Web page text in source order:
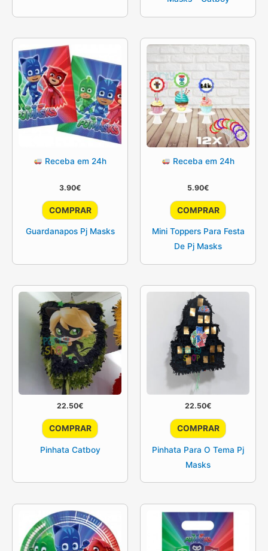
Receba em 24h
3.90€
COMPRAR
Guardanapos Pj Masks
Receba em 24h
5.90€
COMPRAR
Mini Toppers Para Festa
De Pj Masks
22.50€
COMPRAR
Pinhata Catboy
22.50€
COMPRAR
Pinhata Para O Tema Pj
Masks